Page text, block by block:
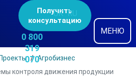
Получить
консультацию
0 800
319
070
UK RU
МЕНЮ
Проекты
Агробизнес
контроля движения продукции